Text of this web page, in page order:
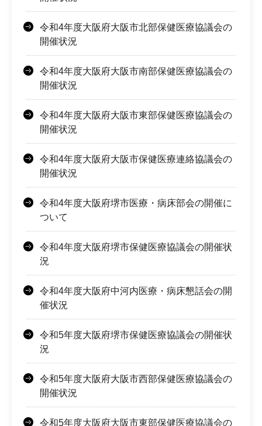
令和4年度大阪府大阪市北部保健医療協議会の
開催状況
令和4年度大阪府大阪市南部保健医療協議会の
開催状況
令和4年度大阪府大阪市東部保健医療協議会の
開催状況
令和4年度大阪府大阪市保健医療連絡協議会の
開催状況
令和4年度大阪府堺市医療・病床部会の開催に
ついて
令和4年度大阪府堺市保健医療協議会の開催状
況
令和4年度大阪府中河内医療・病床懇話会の開
催状況
令和5年度大阪府堺市保健医療協議会の開催状
況
令和5年度大阪府大阪市西部保健医療協議会の
開催状況
令和5年度大阪府大阪市東部保健医療協議会の